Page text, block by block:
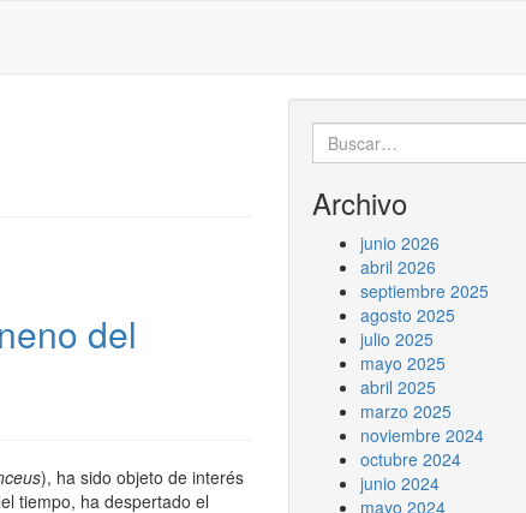
del
), ha sido objeto de interés
tiempo, ha despertado el
Buscar:
Archivo
junio 2026
abril 2026
septiembre 2025
agosto 2025
julio 2025
mayo 2025
abril 2025
marzo 2025
noviembre 2024
octubre 2024
junio 2024
mayo 2024